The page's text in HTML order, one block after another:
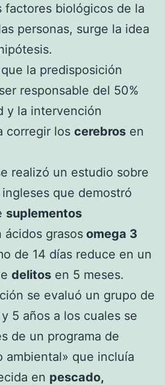
factores biológicos de la
personas, surge la idea
la predisposición
responsable del 50%
y la intervención
corregir los cerebros en
realizó un estudio sobre
que demostró
suplementos
ácidos grasos omega 3
de 14 días reduce en un
delitos en 5 meses.
se evaluó un grupo de
5 años a los cuales se
de un programa de
ambiental» que incluía
en pescado,